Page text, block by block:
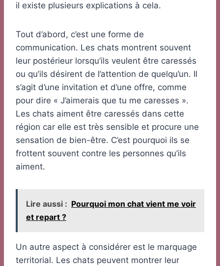
il existe plusieurs explications à cela.
Tout d’abord, c’est une forme de
communication. Les chats montrent souvent
leur postérieur lorsqu’ils veulent être caressés
ou qu’ils désirent de l’attention de quelqu’un. Il
s’agit d’une invitation et d’une offre, comme
pour dire « J’aimerais que tu me caresses ».
Les chats aiment être caressés dans cette
région car elle est très sensible et procure une
sensation de bien-être. C’est pourquoi ils se
frottent souvent contre les personnes qu’ils
aiment.
Lire aussi : Pourquoi mon chat vient me voir
et repart ?
Un autre aspect à considérer est le marquage
territorial. Les chats peuvent montrer leur